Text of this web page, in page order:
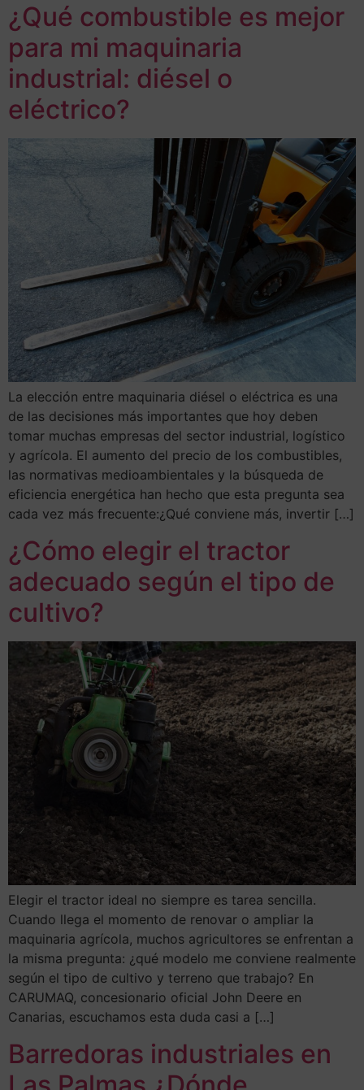
¿Qué combustible es mejor
para mi maquinaria
industrial: diésel o
eléctrico?
La elección entre maquinaria diésel o eléctrica es una
de las decisiones más importantes que hoy deben
tomar muchas empresas del sector industrial, logístico
y agrícola. El aumento del precio de los combustibles,
las normativas medioambientales y la búsqueda de
eficiencia energética han hecho que esta pregunta sea
cada vez más frecuente:¿Qué conviene más, invertir […]
¿Cómo elegir el tractor
adecuado según el tipo de
cultivo?
Elegir el tractor ideal no siempre es tarea sencilla.
Cuando llega el momento de renovar o ampliar la
maquinaria agrícola, muchos agricultores se enfrentan a
la misma pregunta: ¿qué modelo me conviene realmente
según el tipo de cultivo y terreno que trabajo? En
CARUMAQ, concesionario oficial John Deere en
Canarias, escuchamos esta duda casi a […]
Barredoras industriales en